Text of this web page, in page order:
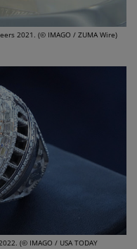
2021. (© IMAGO / ZUMA Wire)
(© IMAGO / USA TODAY